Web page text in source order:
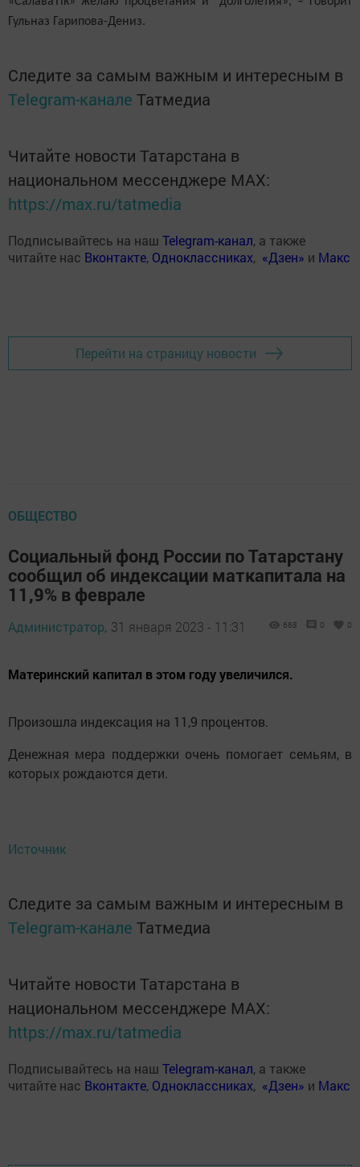
Гульназ Гарипова-Дениз.
Следите за самым важным и интересным в
Telegram-канале Татмедиа
Читайте новости Татарстана в
национальном мессенджере MАХ:
https://max.ru/tatmedia
Подписывайтесь на наш Telegram-канал, а также
читайте нас Вконтакте, Одноклассниках, «Дзен» и Макс
Перейти на страницу новости
ОБЩЕСТВО
Социальный фонд России по Татарстану
сообщил об индексации маткапитала на
11,9% в феврале
Администратор, 31 января 2023 - 11:31 668 0 0
Материнский капитал в этом году увеличился.
Произошла индексация на 11,9 процентов.
Денежная мера поддержки очень помогает семьям, в
которых рождаются дети.
Источник
Следите за самым важным и интересным в
Telegram-канале Татмедиа
Читайте новости Татарстана в
национальном мессенджере MАХ:
https://max.ru/tatmedia
Подписывайтесь на наш Telegram-канал, а также
читайте нас Вконтакте, Одноклассниках, «Дзен» и Макс